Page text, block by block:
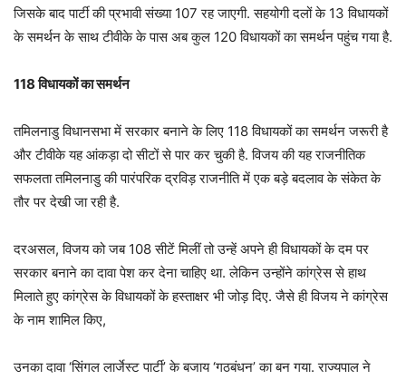
जिसके बाद पार्टी की प्रभावी संख्या 107 रह जाएगी. सहयोगी दलों के 13 विधायकों
के समर्थन के साथ टीवीके के पास अब कुल 120 विधायकों का समर्थन पहुंच गया है.
118 विधायकों का समर्थन
तमिलनाडु विधानसभा में सरकार बनाने के लिए 118 विधायकों का समर्थन जरूरी है
और टीवीके यह आंकड़ा दो सीटों से पार कर चुकी है. विजय की यह राजनीतिक
सफलता तमिलनाडु की पारंपरिक द्रविड़ राजनीति में एक बड़े बदलाव के संकेत के
तौर पर देखी जा रही है.
दरअसल, विजय को जब 108 सीटें मिलीं तो उन्हें अपने ही विधायकों के दम पर
सरकार बनाने का दावा पेश कर देना चाहिए था. लेकिन उन्होंने कांग्रेस से हाथ
मिलाते हुए कांग्रेस के विधायकों के हस्ताक्षर भी जोड़ दिए. जैसे ही विजय ने कांग्रेस
के नाम शामिल किए,
उनका दावा ‘सिंगल लार्जेस्ट पार्टी’ के बजाय ‘गठबंधन’ का बन गया. राज्यपाल ने